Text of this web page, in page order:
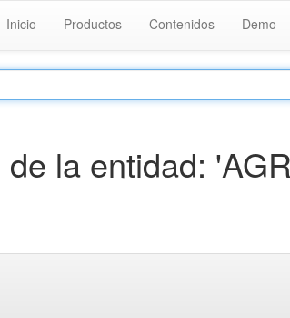
Inicio Productos Contenidos Demo
la entidad: